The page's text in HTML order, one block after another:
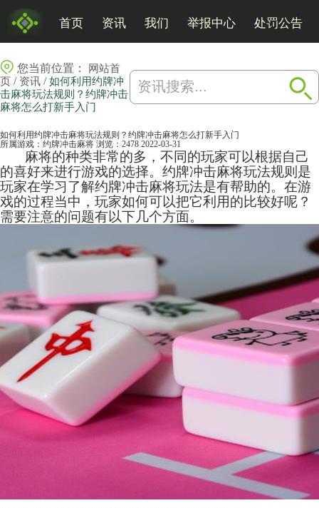
首页 资讯 我们 举报中心 处罚公告
您当前位置：
网站首
页 / 资讯 /如何利用约牌冲
击麻将玩法规则？约牌冲击
麻将怎么打新手入门
如何利用约牌冲击麻将玩法规则？约牌冲击麻将怎么打新手入门
所属游戏： 约牌冲击麻将 浏览：2478 2022-03-31
麻将的种类非常的多，不同的玩家可以根据自己
的喜好来进行游戏的选择。约牌冲击麻将玩法规则是
玩家在学习了解约牌冲击麻将玩法是有帮助的。在游
戏的过程当中，玩家如何可以把它利用的比较好呢？
需要注意的问题有以下几个方面。